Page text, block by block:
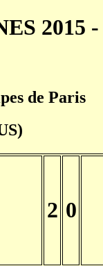
2015 -
de Paris
2 0